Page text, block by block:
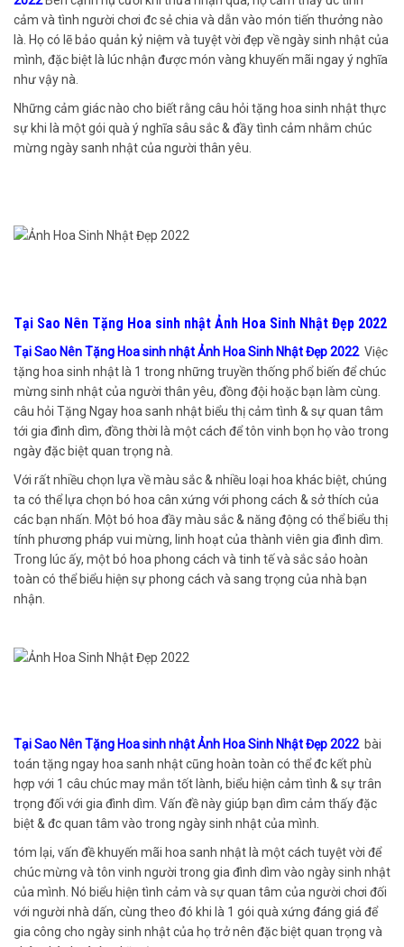
cảm và tình người chơi đc sẻ chia và dẫn vào món tiến thưởng nào
là. Họ có lẽ bảo quản kỷ niệm và tuyệt vời đẹp về ngày sinh nhật của
mình, đặc biệt là lúc nhận được món vàng khuyến mãi ngay ý nghĩa
như vậy nà.
Những cảm giác nào cho biết rằng câu hỏi tặng hoa sinh nhật thực
sự khi là một gói quà ý nghĩa sâu sắc & đầy tình cảm nhằm chúc
mừng ngày sanh nhật của người thân yêu.
Tại Sao Nên Tặng Hoa sinh nhật Ảnh Hoa Sinh Nhật Đẹp 2022
Tại Sao Nên Tặng Hoa sinh nhật Ảnh Hoa Sinh Nhật Đẹp 2022 Việc
tặng hoa sinh nhật là 1 trong những truyền thống phổ biến để chúc
mừng sinh nhật của người thân yêu, đồng đội hoặc bạn làm cùng.
câu hỏi Tặng Ngay hoa sanh nhật biểu thị cảm tình & sự quan tâm
tới gia đình dìm, đồng thời là một cách để tôn vinh bọn họ vào trong
ngày đặc biệt quan trọng nà.
Với rất nhiều chọn lựa về màu sắc & nhiều loại hoa khác biệt, chúng
ta có thể lựa chọn bó hoa cân xứng với phong cách & sở thích của
các bạn nhấn. Một bó hoa đầy màu sắc & năng động có thể biểu thị
tính phương pháp vui mừng, linh hoạt của thành viên gia đình dìm.
Trong lúc ấy, một bó hoa phong cách và tinh tế và sắc sảo hoàn
toàn có thể biểu hiện sự phong cách và sang trọng của nhà bạn
nhận.
Tại Sao Nên Tặng Hoa sinh nhật Ảnh Hoa Sinh Nhật Đẹp 2022 bài
toán tặng ngay hoa sanh nhật cũng hoàn toàn có thể đc kết phù
hợp với 1 câu chúc may mắn tốt lành, biểu hiện cảm tình & sự trân
trọng đối với gia đình dìm. Vấn đề này giúp bạn dìm cảm thấy đặc
biệt & đc quan tâm vào trong ngày sinh nhật của mình.
tóm lại, vấn đề khuyến mãi hoa sanh nhật là một cách tuyệt vời để
chúc mừng và tôn vinh người trong gia đình dìm vào ngày sinh nhật
của mình. Nó biểu hiện tình cảm và sự quan tâm của người chơi đối
với người nhà dấn, cùng theo đó khi là 1 gói quà xứng đáng giá để
gia công cho ngày sinh nhật của họ trở nên đặc biệt quan trọng và